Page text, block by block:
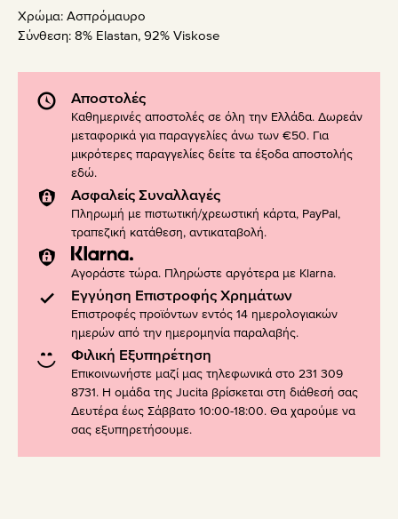
Χρώμα: Ασπρόμαυρο
Σύνθεση: 8% Elastan, 92% Viskose
Αποστολές
Καθημερινές αποστολές σε όλη την Ελλάδα. Δωρεάν
μεταφορικά για παραγγελίες άνω των €50. Για
μικρότερες παραγγελίες δείτε τα έξοδα αποστολής
εδώ.
Ασφαλείς Συναλλαγές
Πληρωμή με πιστωτική/χρεωστική κάρτα, PayPal,
τραπεζική κατάθεση, αντικαταβολή.
Αγοράστε τώρα. Πληρώστε αργότερα με Klarna.
Εγγύηση Επιστροφής Χρημάτων
Επιστροφές προϊόντων εντός 14 ημερολογιακών
ημερών από την ημερομηνία παραλαβής.
Φιλική Εξυπηρέτηση
Επικοινωνήστε μαζί μας τηλεφωνικά στο 231 309
8731. Η ομάδα της Jucita βρίσκεται στη διάθεσή σας
Δευτέρα έως Σάββατο 10:00-18:00. Θα χαρούμε να
σας εξυπηρετήσουμε.